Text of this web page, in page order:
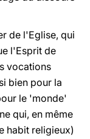
de l'Eglise, qui
l'Esprit de
vocations
bien pour la
le 'monde'
qui, en même
habit religieux)